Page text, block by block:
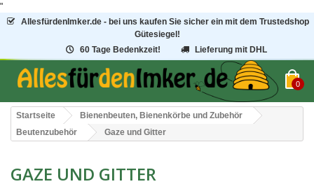
"
AllesfürdenImker.de - bei uns kaufen Sie sicher ein mit dem Trustedshop
Gütesiegel!
60 Tage Bedenkzeit!
Lieferung mit DHL
0
Startseite
Bienenbeuten, Bienenkörbe und Zubehör
Beutenzubehör
Gaze und Gitter
GAZE UND GITTER